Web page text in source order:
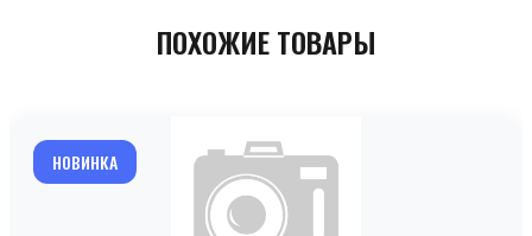
ПОХОЖИЕ ТОВАРЫ
НОВИНКА